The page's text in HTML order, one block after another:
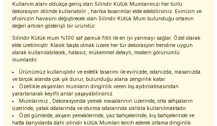
Kullanım alanı oldukça geniş olan Silindir Kütük Mumlarımızı her türlü
dekorasyon stilinde kullanabilir , harika tasarımlar elde edebilirsiniz. Evinizin ve
ofisinizin havasını değiştirecek olan Silindir Kütük Mum bulunduğu ortamın
değeri artıran gösterişli bir üründür.
Silindir Kütük mum %100 saf pamuk fitili ile en iyi yanmayı sağlar. Özel olarak
elde üretilmiştir. Klasik başta olmak üzere her tür dekorasyon trendine uygun
olarak kullanılabilecek, hatasız, mükemmel detaylı, modern görünümlü
mumlardır.
Ürünümüz kullanışlıdır ve estetik tasarımı ile evinizde, odanızda, masanızda
ve birçok alanda çok şık durur, bulunduğu alana zenginlik katar.
Özellikle akşamları mumların dinginlik veren loş aydınlatmasından
yararlanarak keyifli anlar yaşayabilirsiniz.
Mumlarımız , Dekorasyonda yemek masalarının üzerinde, orta sehpaların
üzerinde, yatak odalarında ve oturma odalarında sıklıkla kullanılmaktadır.
Özel günlerde, akşam yemeklerinde, yaz bahçelerinde, kış bahçelerinde ve
hatta banyolarda dahi silindir kütük Mumları tercih ederek ortama dinginlik